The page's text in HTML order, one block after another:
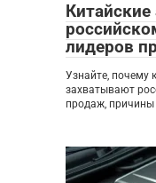
лидеров
Узнайте, почему
захватывают
продаж,